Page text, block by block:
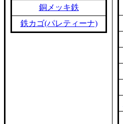
銅メッキ鉄
鉄カゴ(パレティーナ)